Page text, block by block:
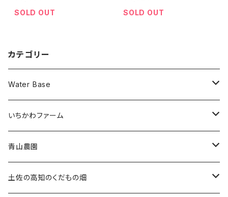
SOLD OUT
SOLD OUT
カテゴリー
Water Base
クレソン
いちかわファーム
冷凍ブルーベリー
大粒サイズ
ジャム・ビネガー
青山農園
果物
土佐の高知のくだもの畑